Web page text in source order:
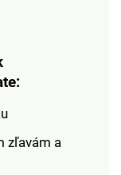
zľavám a